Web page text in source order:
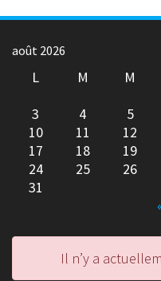
août 2026
L M M
3
4 5
10
11 12
17
18 19
24
25 26
31
Il n’y a